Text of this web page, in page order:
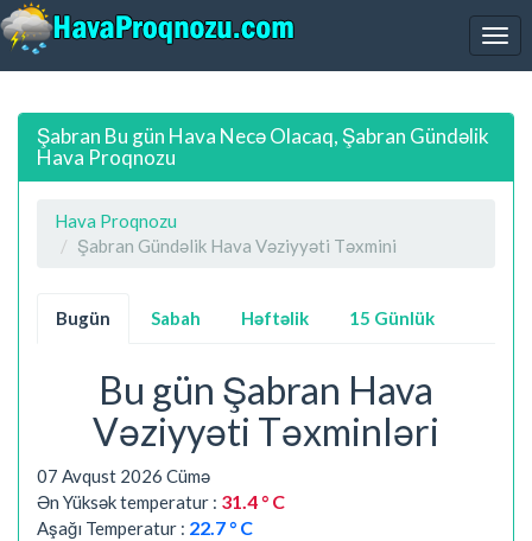
Şabran Bu gün Hava Necə Olacaq, Şabran Gündəlik
Hava Proqnozu
Hava Proqnozu
Şabran Gündəlik Hava Vəziyyəti Təxmini
Bugün Sabah Həftəlik 15 Günlük
Bu gün Şabran Hava
Vəziyyəti Təxminləri
07 Avqust 2026 Cümə
Ən Yüksək temperatur : 31.4 ° C
Aşağı Temperatur : 22.7 ° C